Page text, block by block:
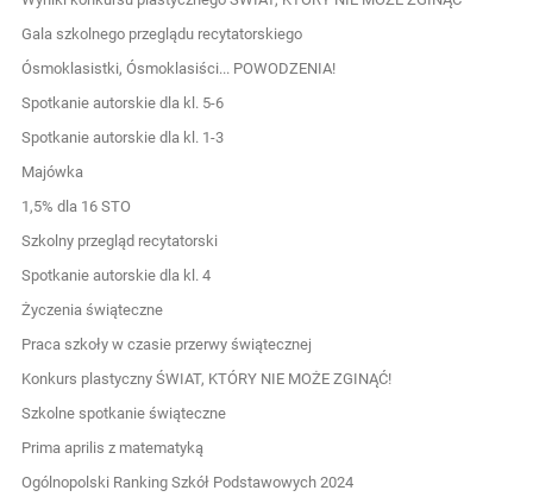
Gala szkolnego przeglądu recytatorskiego
Ósmoklasistki, Ósmoklasiści... POWODZENIA!
Spotkanie autorskie dla kl. 5-6
Spotkanie autorskie dla kl. 1-3
Majówka
1,5% dla 16 STO
Szkolny przegląd recytatorski
Spotkanie autorskie dla kl. 4
Życzenia świąteczne
Praca szkoły w czasie przerwy świątecznej
Konkurs plastyczny ŚWIAT, KTÓRY NIE MOŻE ZGINĄĆ!
Szkolne spotkanie świąteczne
Prima aprilis z matematyką
Ogólnopolski Ranking Szkół Podstawowych 2024